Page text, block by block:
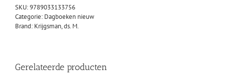
SKU:9789033133756
Categorie: Dagboeken nieuw
Brand: Krijgsman, ds. M.
Gerelateerde producten